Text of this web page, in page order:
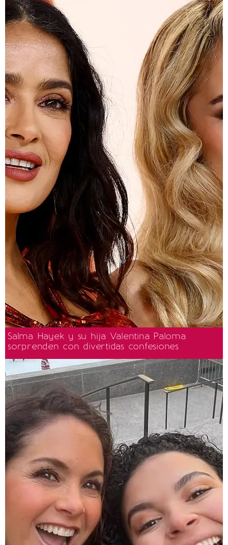
Salma Hayek y su hija Valentina Paloma
sorprenden con divertidas confesiones